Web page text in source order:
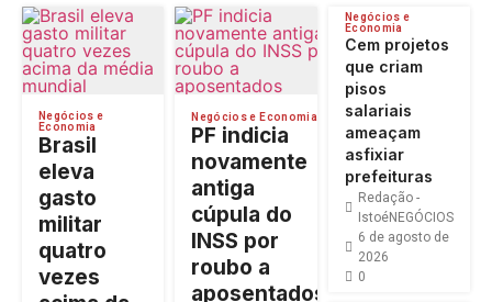
Negócios e
Economia
Brasil
eleva
gasto
militar
quatro
vezes
Negócios e Economia
PF indicia
novamente
antiga
cúpula do
INSS por
roubo a
aposentados
Negócios e
Economia
Cem projetos
que criam
pisos
salariais
ameaçam
asfixiar
prefeituras
Redação -
IstoéNEGÓCIOS
6 de agosto de
2026
0